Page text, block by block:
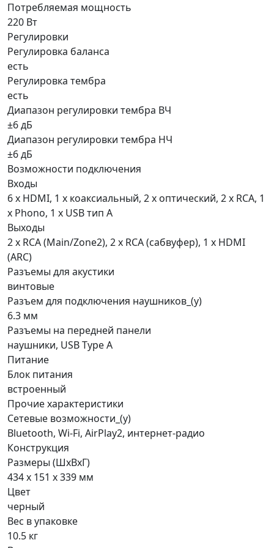
Потребляемая мощность
220 Вт
Регулировки
Регулировка баланса
есть
Регулировка тембра
есть
Диапазон регулировки тембра ВЧ
±6 дБ
Диапазон регулировки тембра НЧ
±6 дБ
Возможности подключения
Входы
6 x HDMI, 1 х коаксиальный, 2 х оптический, 2 x RCA, 1
х Phono, 1 х USB тип А
Выходы
2 х RCA (Main/Zone2), 2 х RCA (сабвуфер), 1 x HDMI
(ARC)
Разъемы для акустики
винтовые
Разъем для подключения наушников_(у)
6.3 мм
Разъемы на передней панели
наушники, USB Type A
Питание
Блок питания
встроенный
Прочие характеристики
Сетевые возможности_(у)
Bluetooth, Wi-Fi, AirPlay2, интернет-радио
Конструкция
Размеры (ШхВхГ)
434 x 151 x 339 мм
Цвет
черный
Вес в упаковке
10.5 кг